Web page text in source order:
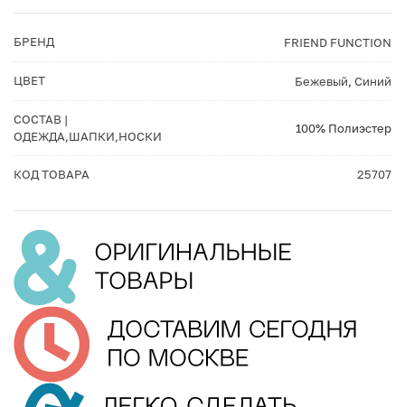
БРЕНД FRIEND FUNCTION
ЦВЕТ Бежевый, Синий
СОСТАВ |
ОДЕЖДА,ШАПКИ,НОСКИ
100% Полиэстер
КОД ТОВАРА 25707